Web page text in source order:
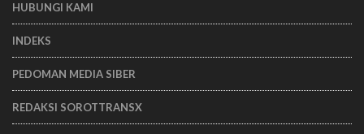
HUBUNGI KAMI
INDEKS
PEDOMAN MEDIA SIBER
REDAKSI SOROTTRANSX